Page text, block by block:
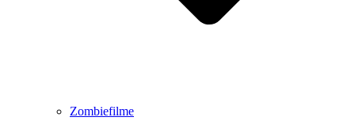
Zombiefilme